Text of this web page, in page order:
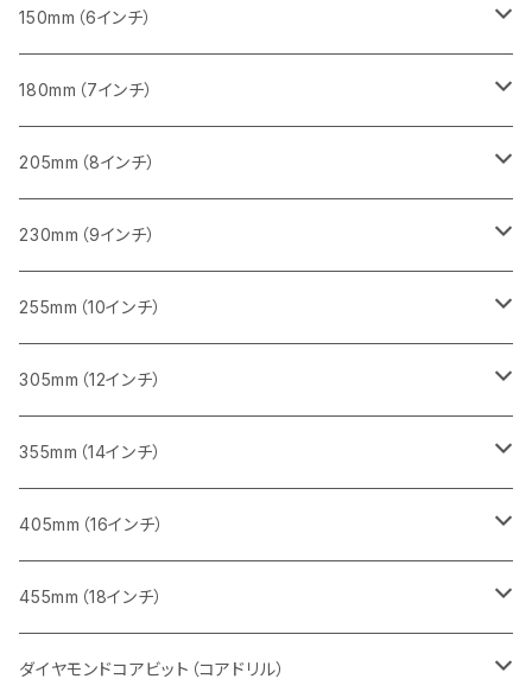
セグメント（特殊凸凹加工チップ）
セグメントタイプ
一般道路カッター用
355ｍｍ（14インチ）
一般道路カッター用
405mm（16インチ）
一般道路カッター用
455ｍｍ（18インチ）
一般道路カッター用
みかげ石（御影石）切断用
コンクリート切断用
ブロック切断用
レンガ切断用
インターロッキング切断用
鋳鉄管切断用
ヒューム管・U字溝切断用
タイル切断用
みかげ石（御影石）切断用
コンクリート切断用
ブロック切断用
レンガ切断用
インターロッキング切断用
鋳鉄管切断用
ヒューム管・U字溝切断用
FRP切断用
塩ビ管・キッチンパネル切断用
150mm（6インチ）
みかげ石（御影石）切断用
コンクリート切断用
ブロック切断用
レンガ切断用
インターロッキング切断用
鋳鉄管切断用
ヒューム管・U字溝切断用
180mm（7インチ）
みかげ石（御影石）切断用
コンクリート切断用
ブロック切断用
レンガ切断用
インターロッキング切断用
鋳鉄管切断用
ヒューム管・U字溝切断用
205mm（8インチ）
みかげ石（御影石）切断用
コンクリート切断用
ブロック切断用
レンガ切断用
インターロッキング切断用
鋳鉄管切断用
ヒューム管・U字溝切断用
230mm（9インチ）
みかげ石（御影石）切断用
コンクリート切断用
ブロック切断用
レンガ切断用
インターロッキング切断用
鋳鉄管切断用
255mm（10インチ）
コンクリート切断用
一般道路カッター用
ブロック切断用
レンガ切断用
インターロッキング切断用
一般道路カッター用
ヒューム管・U字溝切断用
305mm（12インチ）
みかげ石（御影石）切断用
セグメント
セグメント（特殊凹凸加工チップ
鉄筋コンクリート切断用
セグメントタイプ
コンクリート切断用
セグメント
ブロック切断用
355mm（14インチ）
みかげ石（御影石）切断用
セグメント
セグメント（特殊凸凹加工チップ
鉄筋コンクリート切断用
セグメントタイプ
コンクリート切断用
405mm（16インチ）
みかげ石（御影石）切断用
セグメントタイプ
コンクリート切断用
455mm（18インチ）
道路コンクリート切断用
ダイヤモンドコアビット（コアドリル）